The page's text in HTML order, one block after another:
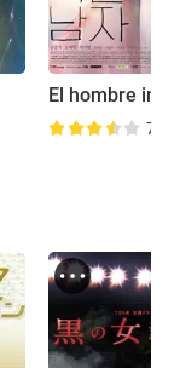
El hombre
7.6